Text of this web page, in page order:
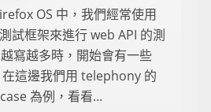
OS 中，我們經常使用
試框架來進行 web API 的測
寫越多時，開始會有一些
這邊我們用 telephony 的
為例，看看...